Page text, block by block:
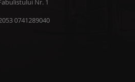
Nr. 1
0741289040